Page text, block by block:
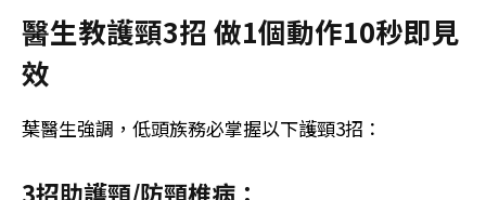
醫生教護頸3招 做1個動作10秒即見
效
葉醫生強調，低頭族務必掌握以下護頸3招：
3招助護頸/防頸椎病：